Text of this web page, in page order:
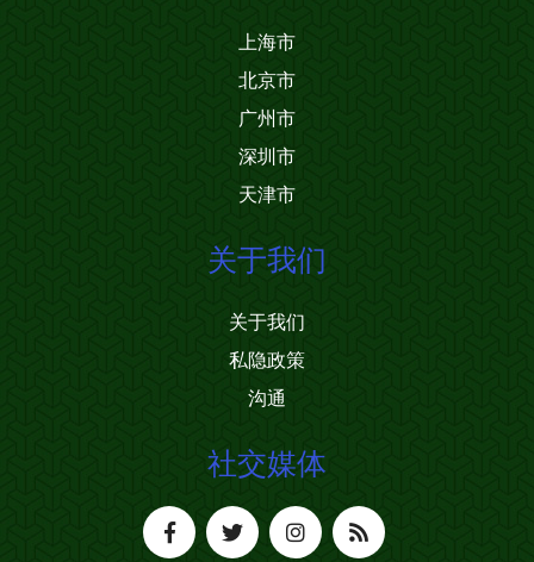
上海市
北京市
广州市
深圳市
天津市
关于我们
关于我们
私隐政策
沟通
社交媒体